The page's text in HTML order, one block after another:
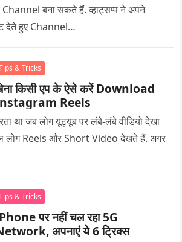
Channel बना सकते हैं. व्हाट्सप्प ने अपने
देते हुए Channel…
& Tricks
किसी एप के ऐसे करें Download
Reels
था जब लोग यूट्यूब पर लंबे-लंबे वीडियो देखा
Reels और Short Video देखते हैं. अगर
& Tricks
पर नहीं चल रहा 5G
अपनाएं ये 6 ट्रिक्स